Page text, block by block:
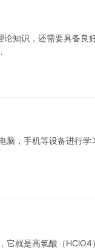
知识，还需要具备良
脑，手机等设备进行
它就是高氯酸（